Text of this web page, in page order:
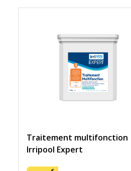
Traitement multifonction
Irripool Expert